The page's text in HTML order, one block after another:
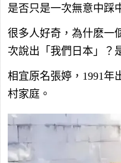
是否只是一次無意中踩
很多人好奇，為什麽一
次說出「我們日本」？
相宜原名張婷，1991年
村家庭。